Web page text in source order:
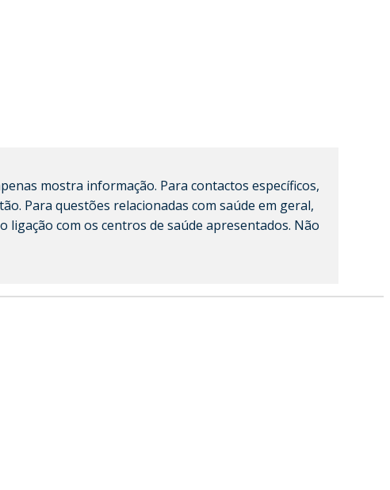
mostra informação. Para contactos específicos,
Para questões relacionadas com saúde em geral,
com os centros de saúde apresentados. Não